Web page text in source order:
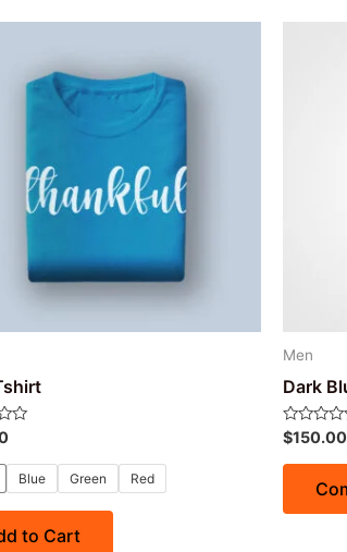
Blue Green Red
to Cart
Men
Dark
Avaliação
0
de
$150.00